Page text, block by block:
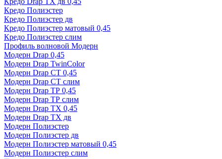
Кредо Полиэстер
Кредо Полиэстер дв
Кредо Полиэстер матовый 0,45
Кредо Полиэстер слим
Профиль волновой Модерн
Модерн Drap 0,45
Модерн Drap TwinColor
Модерн Drap СТ 0,45
Модерн Drap СТ слим
Модерн Drap ТР 0,45
Модерн Drap ТР слим
Модерн Drap ТХ 0,45
Модерн Drap ТХ дв
Модерн Полиэстер
Модерн Полиэстер дв
Модерн Полиэстер матовый 0,45
Модерн Полиэстер слим